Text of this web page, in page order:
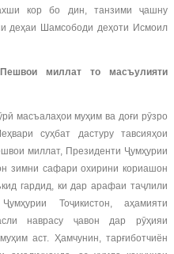
кор бо дин, танзими ҷашну
деҳаи Шамсободи деҳоти Исмоил
миллат то масъулияти
масъалаҳои муҳим ва доғи рӯзро
суҳбат дастуру тавсияҳои
миллат, Президенти Ҷумҳурии
зимни сафари охирини кориашон
гардид, ки дар арафаи таҷлили
Тоҷикистон, аҳамияти
наврасу ҷавон дар рӯҳияи
аст. Ҳамчунин, тарғиботчиён